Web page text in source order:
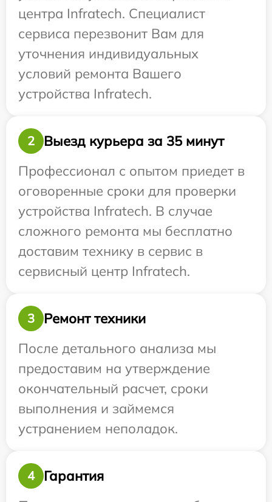
центра Infratech. Специалист
сервиса перезвонит Вам для
уточнения индивидуальных
условий ремонта Вашего
устройства Infratech.
2
Выезд курьера за 35 минут
Профессионал с опытом приедет в
оговоренные сроки для проверки
устройства Infratech. В случае
сложного ремонта мы бесплатно
доставим технику в сервис в
сервисный центр Infratech.
3
Ремонт техники
После детального анализа мы
предоставим на утверждение
окончательный расчет, сроки
выполнения и займемся
устранением неполадок.
4
Гарантия